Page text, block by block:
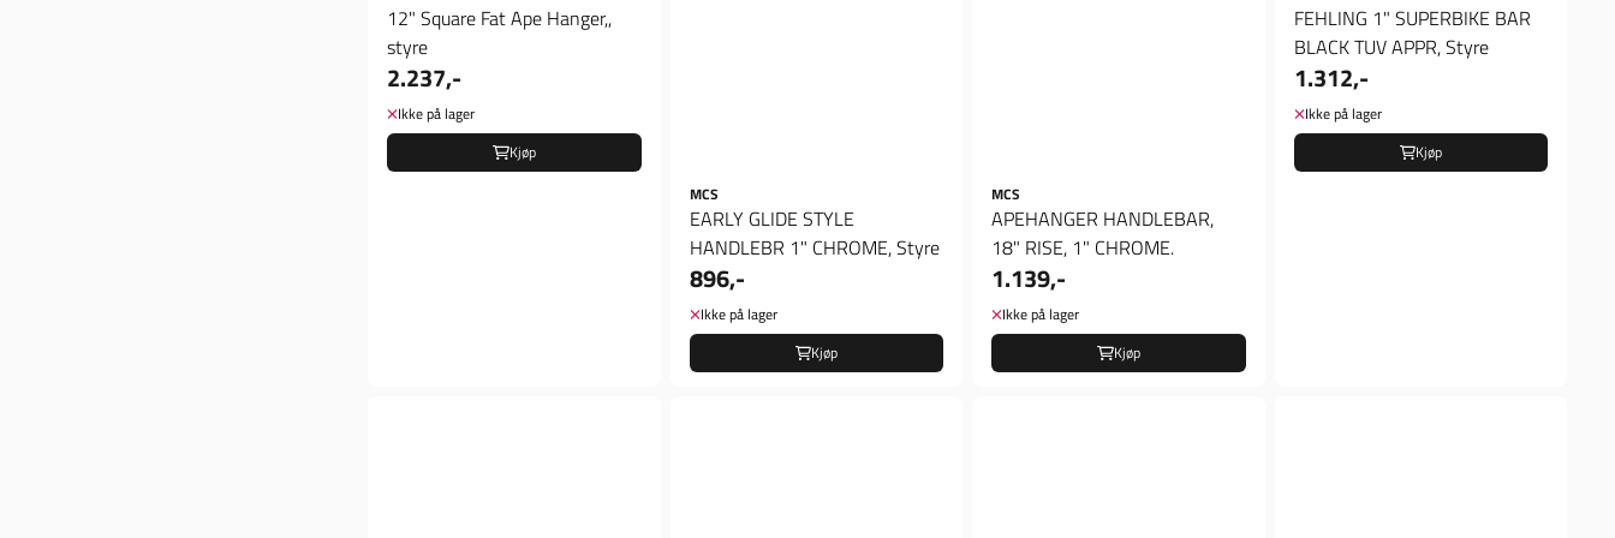
12" Square Fat Ape Hanger,,
styre
2.237,-
Ikke på lager
Kjøp
MCS
EARLY GLIDE STYLE
HANDLEBR 1" CHROME, Styre
896,-
Ikke på lager
Kjøp
MCS
APEHANGER HANDLEBAR,
18" RISE, 1" CHROME.
1.139,-
Ikke på lager
Kjøp
FEHLING 1" SUPERBIKE BAR
BLACK TUV APPR, Styre
1.312,-
Ikke på lager
Kjøp